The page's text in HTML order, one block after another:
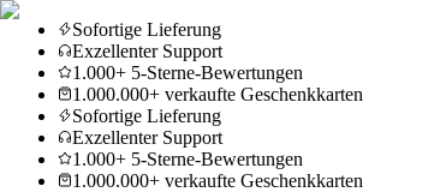
Sofortige Lieferung
Exzellenter Support
1.000+ 5-Sterne-Bewertungen
1.000.000+ verkaufte Geschenkkarten
Sofortige Lieferung
Exzellenter Support
1.000+ 5-Sterne-Bewertungen
1.000.000+ verkaufte Geschenkkarten